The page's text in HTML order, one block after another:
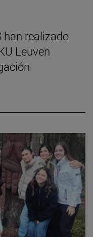
han realizado
Leuven